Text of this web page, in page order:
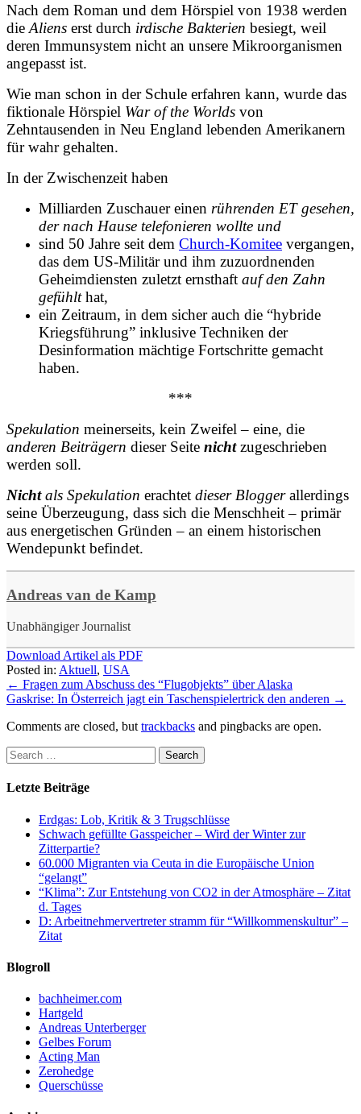
Nach dem Roman und dem Hörspiel von 1938 werden
die Aliens erst durch irdische Bakterien besiegt, weil
deren Immunsystem nicht an unsere Mikroorganismen
angepasst ist.
Wie man schon in der Schule erfahren kann, wurde das
fiktionale Hörspiel War of the Worlds von
Zehntausenden in Neu England lebenden Amerikanern
für wahr gehalten.
In der Zwischenzeit haben
Milliarden Zuschauer einen rührenden ET gesehen,
der nach Hause telefonieren wollte und
sind 50 Jahre seit dem Church-Komitee vergangen,
das dem US-Militär und ihm zuzuordnenden
Geheimdiensten zuletzt ernsthaft auf den Zahn
gefühlthat,
ein Zeitraum, in dem sicher auch die “hybride
Kriegsführung” inklusive Techniken der
Desinformation mächtige Fortschritte gemacht
haben.
***
Spekulation meinerseits, kein Zweifel – eine, die
anderen Beiträgern dieser Seite nicht zugeschrieben
werden soll.
Nichtals Spekulation erachtet dieser Bloggerallerdings
seine Überzeugung, dass sich die Menschheit – primär
aus energetischen Gründen – an einem historischen
Wendepunkt befindet.
Andreas van de Kamp
Unabhängiger Journalist
Download Artikel als PDF
Posted in: Aktuell, USA
← Fragen zum Abschuss des “Flugobjekts” über Alaska
Gaskrise: In Österreich jagt ein Taschenspielertrick den anderen →
Comments are closed, but trackbacks and pingbacks are open.
Letzte Beiträge
Erdgas: Lob, Kritik & 3 Trugschlüsse
Schwach gefüllte Gasspeicher – Wird der Winter zur
Zitterpartie?
60.000 Migranten via Ceuta in die Europäische Union
“gelangt”
“Klima”: Zur Entstehung von CO2 in der Atmosphäre – Zitat
d. Tages
D: Arbeitnehmervertreter stramm für “Willkommenskultur” –
Zitat
Blogroll
bachheimer.com
Hartgeld
Andreas Unterberger
Gelbes Forum
Acting Man
Zerohedge
Querschüsse